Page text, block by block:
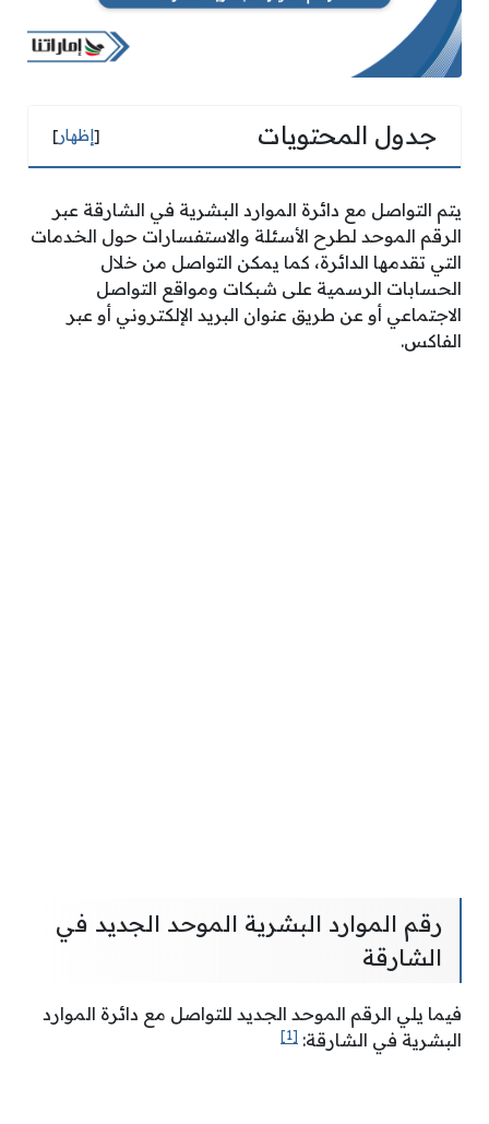
جدول المحتويات [إظهار]
يتم التواصل مع دائرة الموارد البشرية في الشارقة عبر
الرقم الموحد لطرح الأسئلة والاستفسارات حول الخدمات
التي تقدمها الدائرة، كما يمكن التواصل من خلال
الحسابات الرسمية على شبكات ومواقع التواصل
الاجتماعي أو عن طريق عنوان البريد الإلكتروني أو عبر
الفاكس.
رقم الموارد البشرية الموحد الجديد في
الشارقة
فيما يلي الرقم الموحد الجديد للتواصل مع دائرة الموارد
البشرية في الشارقة: [1]